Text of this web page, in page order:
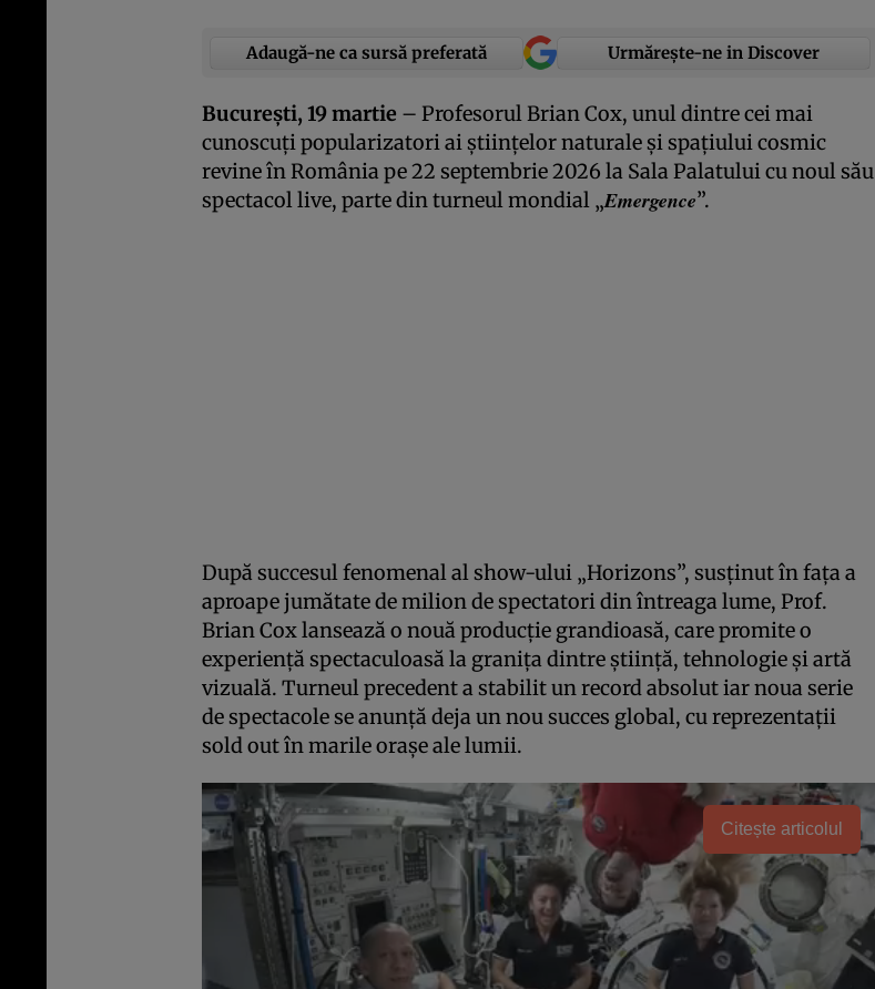
Adaugă-ne ca sursă preferată Urmărește-ne in Discover
București, 19 martie – Profesorul Brian Cox, unul dintre cei mai
cunoscuți popularizatori ai științelor naturale și spațiului cosmic
revine în România pe 22 septembrie 2026 la Sala Palatului cu noul său
spectacol live, parte din turneul mondial „Emergence”.
După succesul fenomenal al show-ului „Horizons”, susținut în fața a
aproape jumătate de milion de spectatori din întreaga lume, Prof.
Brian Cox lansează o nouă producție grandioasă, care promite o
experiență spectaculoasă la granița dintre știință, tehnologie și artă
vizuală. Turneul precedent a stabilit un record absolut iar noua serie
de spectacole se anunță deja un nou succes global, cu reprezentații
sold out în marile orașe ale lumii.
Citește articolul